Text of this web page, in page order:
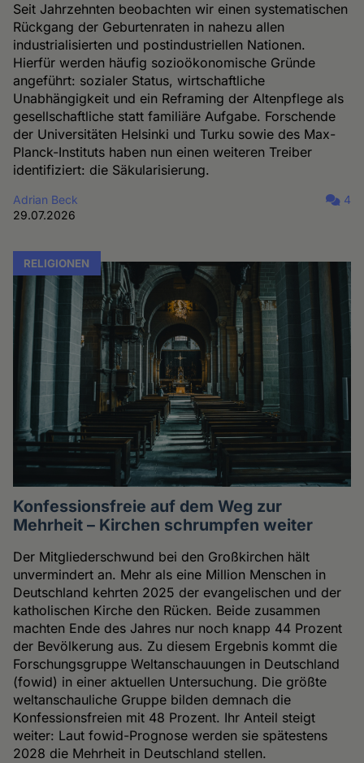
Seit Jahrzehnten beobachten wir einen systematischen
Rückgang der Geburtenraten in nahezu allen
industrialisierten und postindustriellen Nationen.
Hierfür werden häufig sozioökonomische Gründe
angeführt: sozialer Status, wirtschaftliche
Unabhängigkeit und ein Reframing der Altenpflege als
gesellschaftliche statt familiäre Aufgabe. Forschende
der Universitäten Helsinki und Turku sowie des Max-
Planck-Instituts haben nun einen weiteren Treiber
identifiziert: die Säkularisierung.
Adrian Beck
29.07.2026
4
RELIGIONEN
Konfessionsfreie auf dem Weg zur
Mehrheit – Kirchen schrumpfen weiter
Der Mitgliederschwund bei den Großkirchen hält
unvermindert an. Mehr als eine Million Menschen in
Deutschland kehrten 2025 der evangelischen und der
katholischen Kirche den Rücken. Beide zusammen
machten Ende des Jahres nur noch knapp 44 Prozent
der Bevölkerung aus. Zu diesem Ergebnis kommt die
Forschungsgruppe Weltanschauungen in Deutschland
(fowid) in einer aktuellen Untersuchung. Die größte
weltanschauliche Gruppe bilden demnach die
Konfessionsfreien mit 48 Prozent. Ihr Anteil steigt
weiter: Laut fowid-Prognose werden sie spätestens
2028 die Mehrheit in Deutschland stellen.